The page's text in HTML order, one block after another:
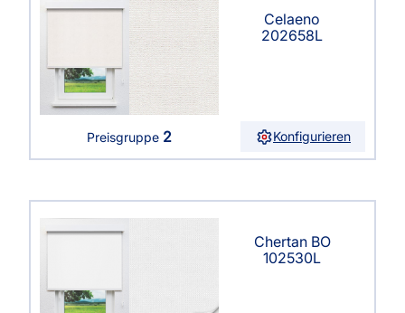
Celaeno
202658L
Preisgruppe 2 Konfigurieren
Chertan BO
102530L